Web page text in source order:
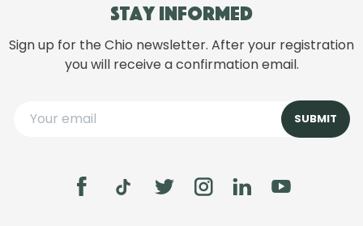
Stay informed
Sign up for the Chio newsletter. After your registration
you will receive a confirmation email.